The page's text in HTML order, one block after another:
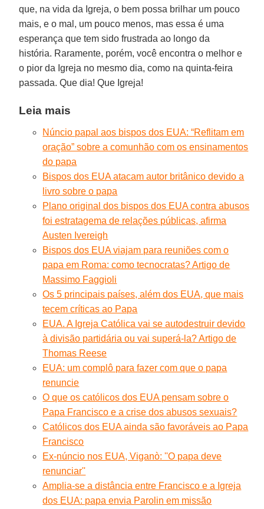
que, na vida da Igreja, o bem possa brilhar um pouco
mais, e o mal, um pouco menos, mas essa é uma
esperança que tem sido frustrada ao longo da
história. Raramente, porém, você encontra o melhor e
o pior da Igreja no mesmo dia, como na quinta-feira
passada. Que dia! Que Igreja!
Leia mais
Núncio papal aos bispos dos EUA: “Reflitam em
oração” sobre a comunhão com os ensinamentos
do papa
Bispos dos EUA atacam autor britânico devido a
livro sobre o papa
Plano original dos bispos dos EUA contra abusos
foi estratagema de relações públicas, afirma
Austen Ivereigh
Bispos dos EUA viajam para reuniões com o
papa em Roma: como tecnocratas? Artigo de
Massimo Faggioli
Os 5 principais países, além dos EUA, que mais
tecem críticas ao Papa
EUA. A Igreja Católica vai se autodestruir devido
à divisão partidária ou vai superá-la? Artigo de
Thomas Reese
EUA: um complô para fazer com que o papa
renuncie
O que os católicos dos EUA pensam sobre o
Papa Francisco e a crise dos abusos sexuais?
Católicos dos EUA ainda são favoráveis ao Papa
Francisco
Ex-núncio nos EUA, Viganò: ''O papa deve
renunciar''
Amplia-se a distância entre Francisco e a Igreja
dos EUA: papa envia Parolin em missão